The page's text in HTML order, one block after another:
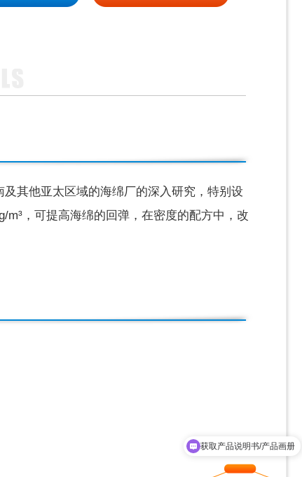
其他亚太区域的海绵厂的深入研究，特别设
m³，可提高海绵的回弹，在密度的配方中，改
获取产品说明书/产品画册